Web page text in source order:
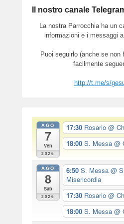
Il nostro canale
La nostra Parrocchia ha un
informazioni e i messaggi
Puoi seguirlo (anche se non
facilmente
http://t.me/s/
AGO
7
Ven
2026
17:30 Rosario @
18:00 S. Messa @
AGO
8
Sab
2026
6:50 S. Messa @
Misericordia
17:30 Rosario @
18:00 S. Messa @